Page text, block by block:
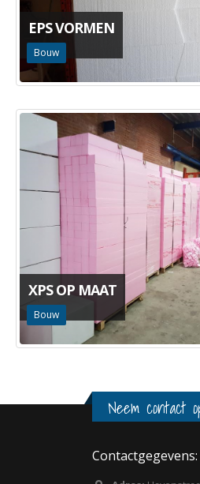
EPS VORMEN
Bouw
XPS OP MAAT
Bouw
Neem contact
Contactgegevens: